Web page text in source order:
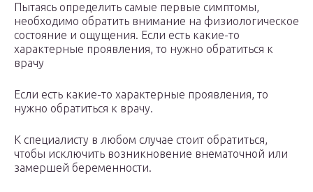
Пытаясь определить самые первые симптомы,
необходимо обратить внимание на физиологическое
состояние и ощущения. Если есть какие-то
характерные проявления, то нужно обратиться к
врачу
Если есть какие-то характерные проявления, то
нужно обратиться к врачу.
К специалисту в любом случае стоит обратиться,
чтобы исключить возникновение внематочной или
замершей беременности.